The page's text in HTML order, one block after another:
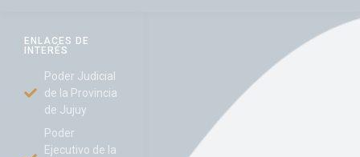
ENLACES DE
INTERÉS
Poder Judicial
de la Provincia
de Jujuy
Poder
Ejecutivo de la